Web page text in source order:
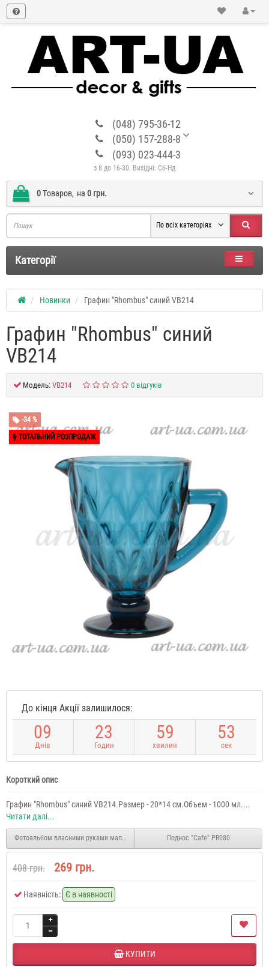
(048) 795-36-12
(050) 157-288-8
(093) 023-444-3
з 8 до 16-30. Вихідні: Сб-Нд
0Tоваров, на 0 грн.
По всіх категоріях
Категорії
Новинки Графин "Rhombus" синий VB214
Графин "Rhombus" синий
VB214
Модель: VB214 0 відгуків
-34 %
ТОТАЛЬНИЙ РОЗПРОДАЖ
До кінця Акції залишилося:
09
Днів
23
Годин
59
хвилин
53
сек
Короткий опис
Графин "Rhombus" синий VB214.Размер - 20*14 см.Объем - 1000 мл....
Читати далі...
Фотоальбом власними руками мал. "Compass" AB491Поднос "Cafe" PR080
408 грн. 269 грн.
Наявність: Є в наявності
КУПИТИ